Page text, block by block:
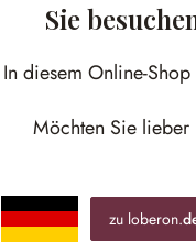
aus beigen
Sie
In diesem Online-
Möchten Sie lieber
zu loberon.